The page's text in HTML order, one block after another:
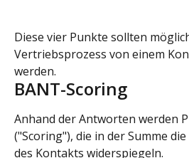
Diese vier Punkte sollten
Vertriebsprozess von einem
werden.
BANT-Scoring
Anhand der Antworten werden
("Scoring"), die in der Summe
des Kontakts widerspiegeln.